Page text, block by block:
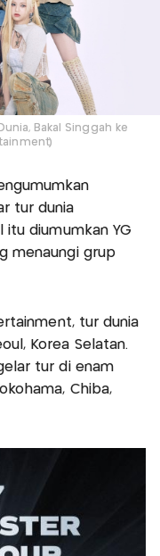
Bakal Singgah ke
tur dunia
itu diumumkan YG
menaungi grup
tur dunia
Korea Selatan.
tur di enam
Chiba,